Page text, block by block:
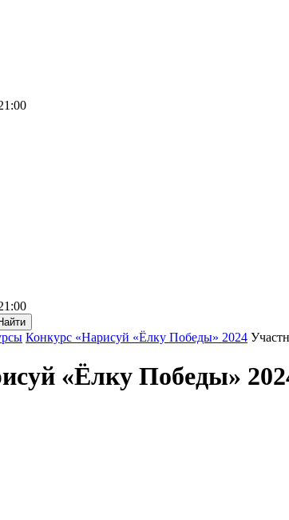
Конкурс «Нарисуй «Ёлку Победы» 2024
«Ёлку Победы»